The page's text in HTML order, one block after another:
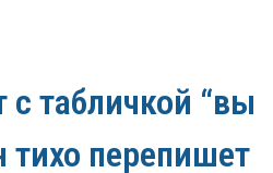
табличкой “вы
тихо перепишет